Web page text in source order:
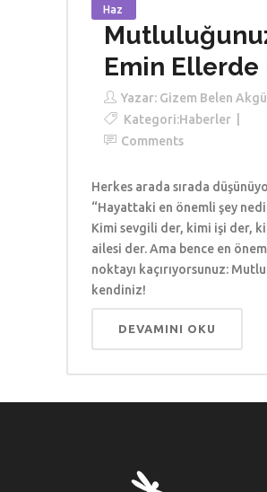
Haz
Emin Ellerde
Yazar: Gizem Belen
Kategori:Haberler
Comments
Herkes arada sırada
“Hayattaki en önemli şey
Kimi sevgili der, kimi işi der,
ailesi der. Ama bence en
noktayı kaçırıyorsunuz:
kendiniz!
DEVAMINI OKU